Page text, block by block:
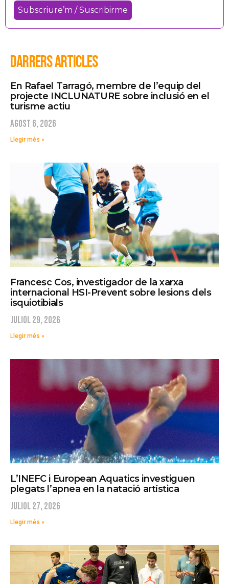
DARRERS ARTICLES
En Rafael Tarragó, membre de l’equip del
projecte INCLUNATURE sobre inclusió en el
turisme actiu
agost 6, 2026
Llegir més »
Francesc Cos, investigador de la xarxa
internacional HSI-Prevent sobre lesions dels
isquiotibials
juliol 29, 2026
Llegir més »
L’INEFC i European Aquatics investiguen
plegats l’apnea en la natació artística
juliol 27, 2026
Llegir més »